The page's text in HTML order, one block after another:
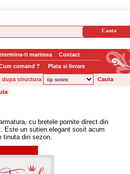
ti marimea
Contact
comand ? Plata si livrare
dupa structura
cu bretele pornite direct din
Este un sutien elegant sosit acum
tinuta din sezon.